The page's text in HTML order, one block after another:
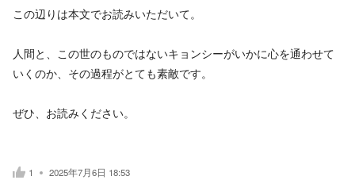
この辺りは本文でお読みいただいて。
人間と、この世のものではないキョンシーがいかに心を通わせて
いくのか、その過程がとても素敵です。
ぜひ、お読みください。
1 2025年7月6日 18:53